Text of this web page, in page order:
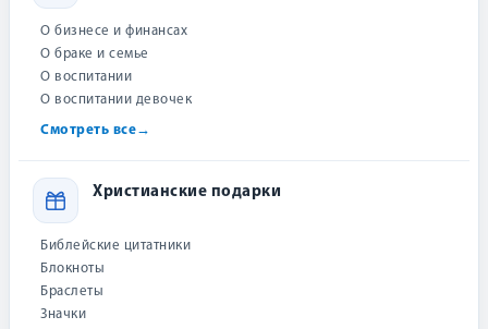
О бизнесе и финансах
О браке и семье
О воспитании
О воспитании девочек
Смотреть все→
Христианские подарки
Библейские цитатники
Блокноты
Браслеты
Значки
Все книги «Виссон»
Цены и наличие на маркетплейсах могут отличаться.
Характеристики
Артикул: